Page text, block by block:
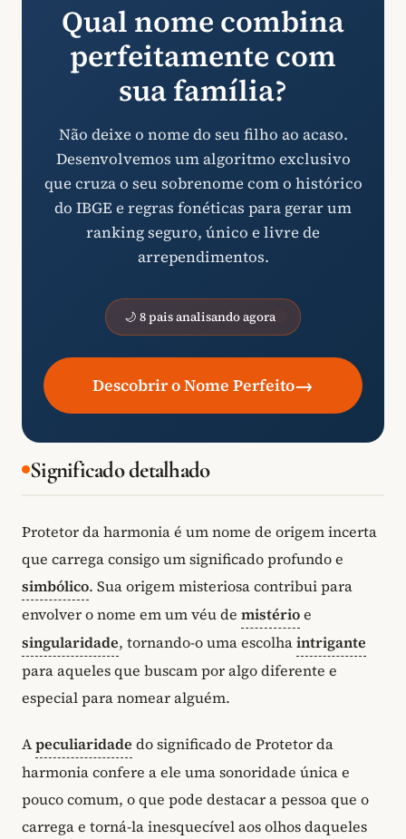
Qual nome combina
perfeitamente com
sua família?
Não deixe o nome do seu filho ao acaso.
Desenvolvemos um algoritmo exclusivo
que cruza o seu sobrenome com o histórico
do IBGE e regras fonéticas para gerar um
ranking seguro, único e livre de
arrependimentos.
🌙 8 pais analisando agora
Descobrir o Nome Perfeito→
Significado detalhado
Protetor da harmonia é um nome de origem incerta
que carrega consigo um significado profundo e
simbólico. Sua origem misteriosa contribui para
envolver o nome em um véu de mistérioe
singularidade, tornando-o uma escolhaintrigante
para aqueles que buscam por algo diferente e
especial para nomear alguém.
Apeculiaridade do significado de Protetor da
harmonia confere a ele uma sonoridade única e
pouco comum, o que pode destacar a pessoa que o
carrega e torná-la inesquecível aos olhos daqueles